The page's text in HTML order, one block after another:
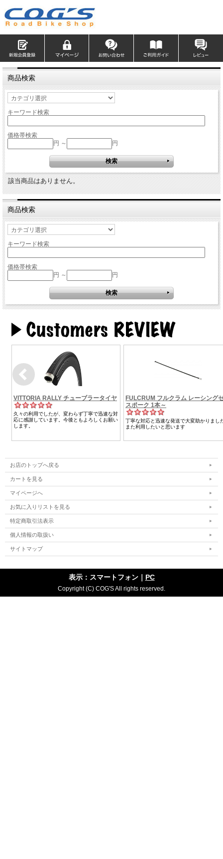
商品検索
キーワード検索
価格帯検索
円 ～
円
該当商品はありません。
商品検索
キーワード検索
価格帯検索
円 ～
円
お店のトップへ戻る
カートを見る
マイページへ
お気に入りリストを見る
特定商取引法表示
個人情報の取扱い
サイトマップ
表示：スマートフォン｜ PC
Copyright (C) COG'S All rights reserved.